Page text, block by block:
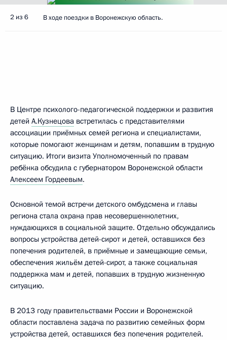
2 из 6 В ходе поездки в Воронежскую область.
В Центре психолого-педагогической поддержки и развития
детей А.Кузнецова встретилась с представителями
ассоциации приёмных семей региона и специалистами,
которые помогают женщинам и детям, попавшим в трудную
ситуацию. Итоги визита Уполномоченный по правам
ребёнка обсудила с губернатором Воронежской области
Алексеем Гордеевым.
Основной темой встречи детского омбудсмена и главы
региона стала охрана прав несовершеннолетних,
нуждающихся в социальной защите. Отдельно обсуждались
вопросы устройства детей-сирот и детей, оставшихся без
попечения родителей, в приёмные и замещающие семьи,
обеспечения жильём детей-сирот, а также социальная
поддержка мам и детей, попавших в трудную жизненную
ситуацию.
В 2013 году правительствами России и Воронежской
области поставлена задача по развитию семейных форм
устройства детей, оставшихся без попечения родителей.